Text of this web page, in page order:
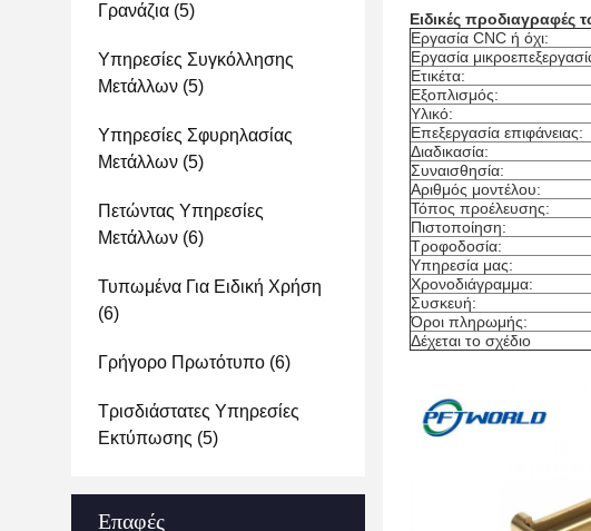
Γρανάζια (5)
Υπηρεσίες Συγκόλλησης
Μετάλλων (5)
Υπηρεσίες Σφυρηλασίας
Μετάλλων (5)
Πετώντας Υπηρεσίες
Μετάλλων (6)
Τυπωμένα Για Ειδική Χρήση
(6)
Γρήγορο Πρωτότυπο (6)
Τρισδιάστατες Υπηρεσίες
Εκτύπωσης (5)
Επαφές
Ειδικές προδιαγραφές
Εργασία CNC ή όχι:
Εργασία
Ετικέτα:
Εξοπλισμός:
Υλικό:
Επεξεργασία επιφάνειας:
Διαδικασία:
Συναισθησία:
Αριθμός μοντέλου:
Τόπος προέλευσης:
Πιστοποίηση:
Τροφοδοσία:
Υπηρεσία μας:
Χρονοδιάγραμμα:
Συσκευή:
Όροι πληρωμής:
Δέχεται το σχέδιο